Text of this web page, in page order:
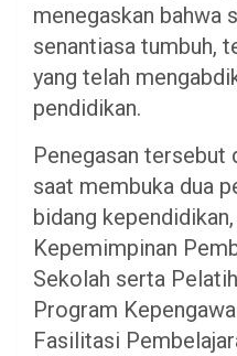
menegaskan bahwa
senantiasa tumbuh,
yang telah
pendidikan.
Penegasan tersebut
saat membuka dua
bidang
Kepemimpinan
Sekolah serta
Program
Fasilitasi